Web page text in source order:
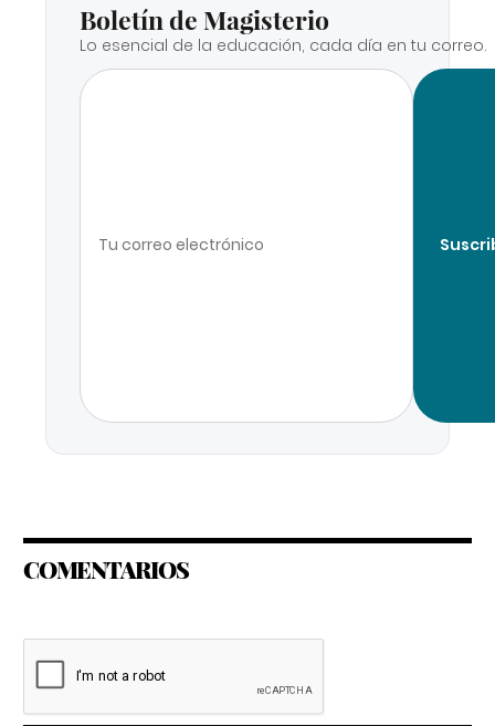
Boletín de Magisterio
Lo esencial de la educación, cada día en tu correo.
COMENTARIOS